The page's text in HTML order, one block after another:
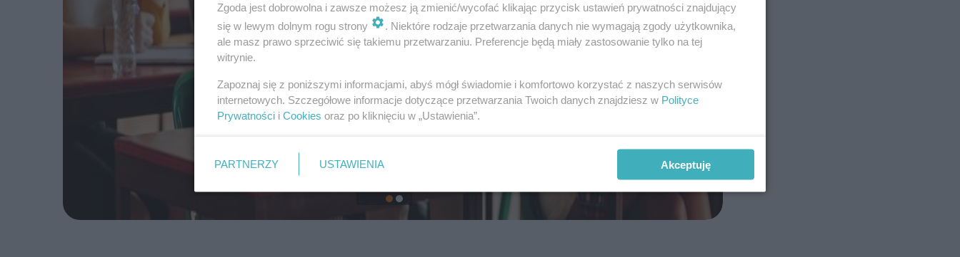
Zgoda jest dobrowolna i zawsze możesz ją zmienić/wycofać klikając przycisk ustawień prywatności znajdujący
się w lewym dolnym rogu strony
. Niektóre rodzaje przetwarzania danych nie wymagają zgody użytkownika,
ale masz prawo sprzeciwić się takiemu przetwarzaniu. Preferencje będą miały zastosowanie tylko na tej
witrynie.
Zapoznaj się z poniższymi informacjami, abyś mógł świadomie i komfortowo korzystać z naszych serwisów
internetowych. Szczegółowe informacje dotyczące przetwarzania Twoich danych znajdziesz w Polityce
Prywatności i Cookies oraz po kliknięciu w „Ustawienia”.
PARTNERZY USTAWIENIA Akceptuję